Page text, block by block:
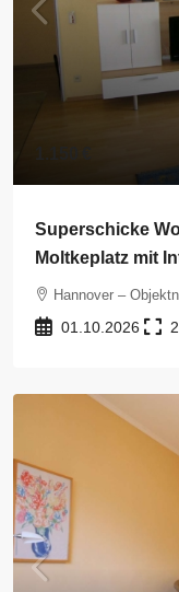
Superschicke
Moltkeplatz mit
Hannover –
01.10.2026 2